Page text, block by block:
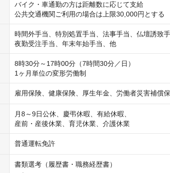
バイク・車通勤の方は距離数に応じて支給
公共交通機関ご利用の場合は上限30,000円とする
時間外手当、特別処置手当、法事手当、仏壇誘致手
夜勤受注手当、年末年始手当、他
8時30分～17時00分（7時間30分／日）
1ヶ月単位の変形労働制
雇用保険、健康保険、厚生年金、労働者災害補償
月8～9日公休、慶弔休暇、有給休暇、
産前・産後休業、育児休業、介護休業
普通運転免許
書類選考（履歴書・職務経歴書）